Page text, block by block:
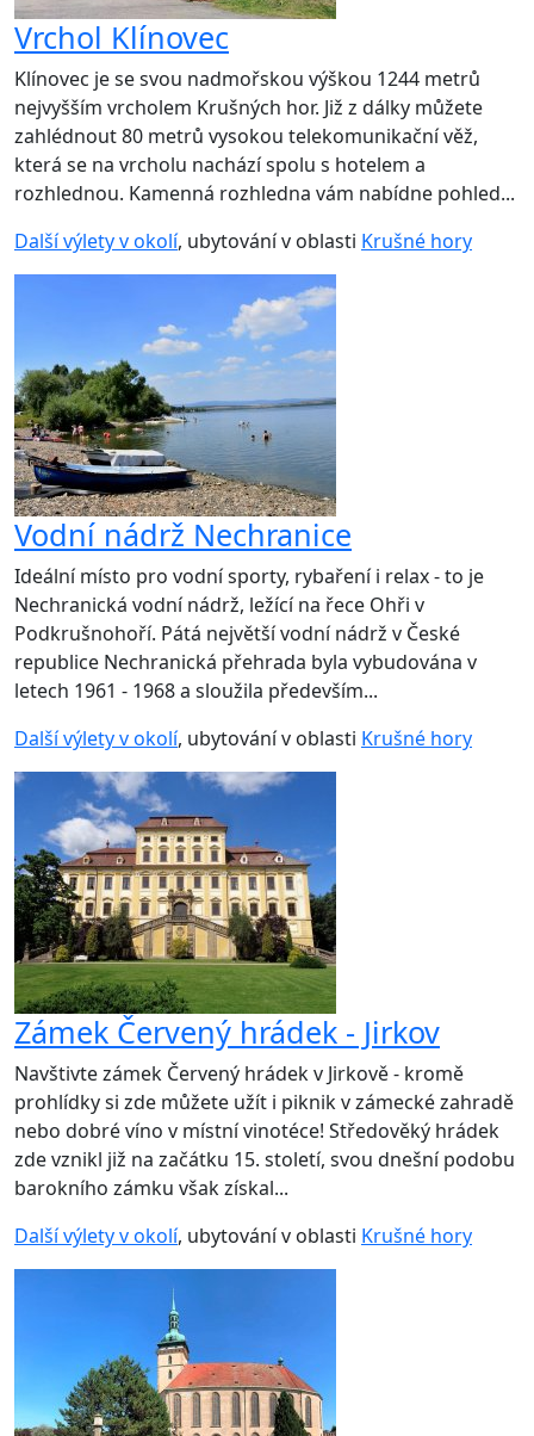
Vrchol Klínovec
Klínovec je se svou nadmořskou výškou 1244 metrů
nejvyšším vrcholem Krušných hor. Již z dálky můžete
zahlédnout 80 metrů vysokou telekomunikační věž,
která se na vrcholu nachází spolu s hotelem a
rozhlednou. Kamenná rozhledna vám nabídne pohled...
Další výlety v okolí, ubytování v oblasti Krušné hory
Vodní nádrž Nechranice
Ideální místo pro vodní sporty, rybaření i relax - to je
Nechranická vodní nádrž, ležící na řece Ohři v
Podkrušnohoří. Pátá největší vodní nádrž v České
republice Nechranická přehrada byla vybudována v
letech 1961 - 1968 a sloužila především...
Další výlety v okolí, ubytování v oblasti Krušné hory
Zámek Červený hrádek - Jirkov
Navštivte zámek Červený hrádek v Jirkově - kromě
prohlídky si zde můžete užít i piknik v zámecké zahradě
nebo dobré víno v místní vinotéce! Středověký hrádek
zde vznikl již na začátku 15. století, svou dnešní podobu
barokního zámku však získal...
Další výlety v okolí, ubytování v oblasti Krušné hory